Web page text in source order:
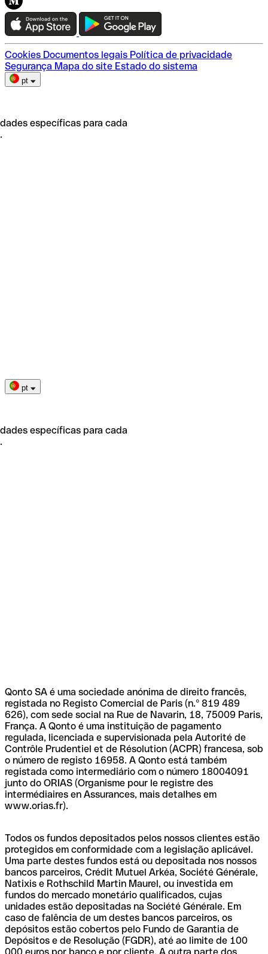
Teste a Qonto
Escolha do plano
Cookies Documentos legais Política de privacidade
Segurança Mapa do site Estado do sistema
pt
específicas para cada
pt
específicas para cada
Qonto SA é uma sociedade anónima de direito francês,
registada no Registo Comercial de Paris (n.º 819 489
626), com sede social na Rue de Navarin, 18, 75009 Paris,
França. A Qonto é uma instituição de pagamento
regulada, licenciada e supervisionada pela Autorité de
Contrôle Prudentiel et de Résolution (ACPR) francesa, sob
o número de registo 16958. A Qonto está também
registada como intermediário com o número 18004091
junto do ORIAS (Organisme pour le registre des
intermédiaires en Assurances, mais detalhes em
www.orias.fr).
Todos os fundos depositados pelos nossos clientes estão
protegidos em conformidade com a legislação aplicável.
Uma parte destes fundos está ou depositada nos nossos
bancos parceiros, Crédit Mutuel Arkéa, Société Générale,
Natixis e Rothschild Martin Maurel, ou investida em
fundos do mercado monetário qualificados, cujas
unidades estão depositadas na Société Générale. Em
caso de falência de um destes bancos parceiros, os
depósitos estão cobertos pelo Fundo de Garantia de
Depósitos e de Resolução (FGDR), até ao limite de 100